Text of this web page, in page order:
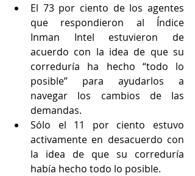
El 73 por ciento de los agentes
que respondieron al Índice
Inman Intel estuvieron de
acuerdo con la idea de que su
correduría ha hecho “todo lo
posible” para ayudarlos a
navegar los cambios de las
demandas.
Sólo el 11 por ciento estuvo
activamente en desacuerdo con
la idea de que su correduría
había hecho todo lo posible.